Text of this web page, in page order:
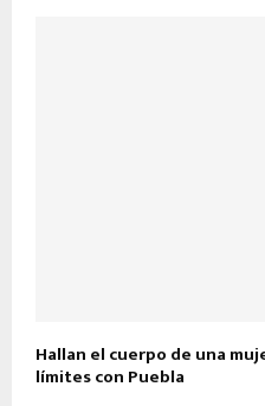
Hallan el cuerpo de una
límites con Puebla